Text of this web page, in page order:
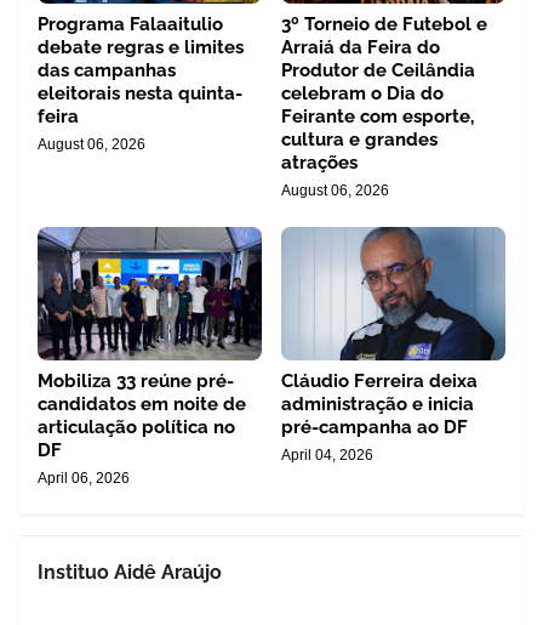
Programa Falaaitulio
debate regras e limites
das campanhas
eleitorais nesta quinta-
feira
August 06, 2026
3º Torneio de Futebol e
Arraiá da Feira do
Produtor de Ceilândia
celebram o Dia do
Feirante com esporte,
cultura e grandes
atrações
August 06, 2026
Mobiliza 33 reúne pré-
candidatos em noite de
articulação política no
DF
April 06, 2026
Cláudio Ferreira deixa
administração e inicia
pré-campanha ao DF
April 04, 2026
Instituo Aidê Araújo